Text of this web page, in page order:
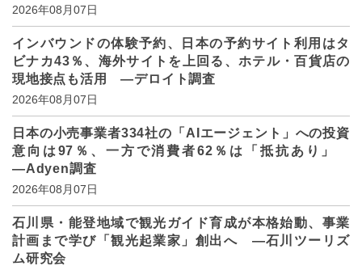
2026年08月07日
インバウンドの体験予約、日本の予約サイト利用はタ
ビナカ43％、海外サイトを上回る、ホテル・百貨店の
現地接点も活用 ―デロイト調査
2026年08月07日
日本の小売事業者334社の「AIエージェント」への投資
意向は97％、一方で消費者62％は「抵抗あり」
―Adyen調査
2026年08月07日
石川県・能登地域で観光ガイド育成が本格始動、事業
計画まで学び「観光起業家」創出へ ―石川ツーリズ
ム研究会